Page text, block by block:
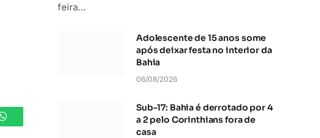
Whatsapp
feira…
Adolescente de 15 anos some
após deixar festa no interior da
Bahia
06/08/2026
Sub-17: Bahia é derrotado por 4
a 2 pelo Corinthians fora de
casa